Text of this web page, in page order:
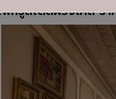
ฟหรูสไตล์ฝรั่งเศส ร